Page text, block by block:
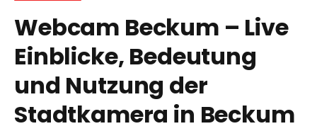
Webcam Beckum – Live
Einblicke, Bedeutung
und Nutzung der
Stadtkamera in Beckum